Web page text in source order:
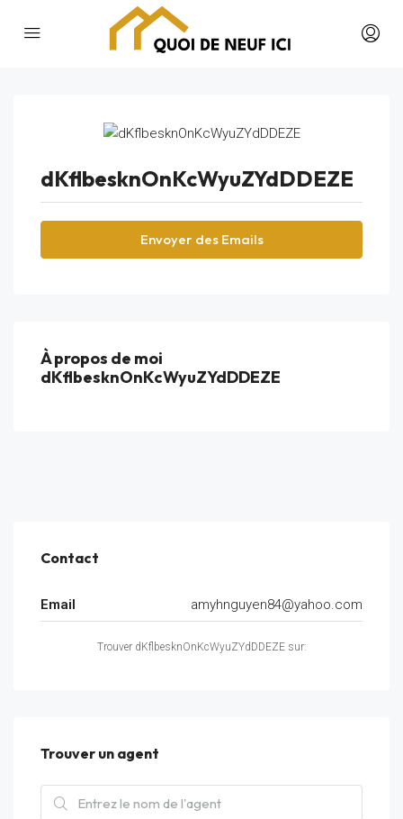
dKflbesknOnKcWyuZYdDDEZE
Envoyer des Emails
À propos de moi
dKflbesknOnKcWyuZYdDDEZE
Contact
Email amyhnguyen84@yahoo.com
Trouver dKflbesknOnKcWyuZYdDDEZE sur:
Trouver un agent